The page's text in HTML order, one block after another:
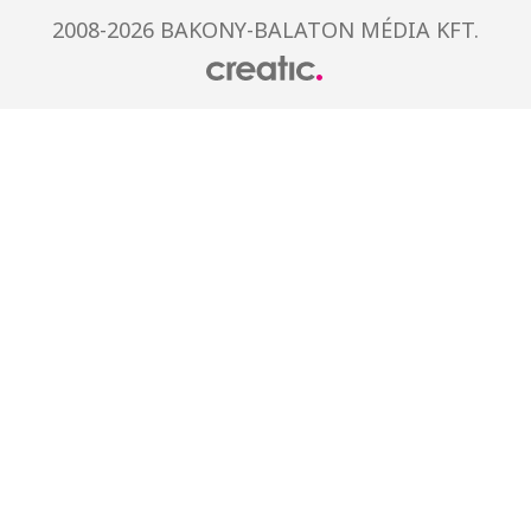
2008-2026 BAKONY-BALATON MÉDIA KFT.